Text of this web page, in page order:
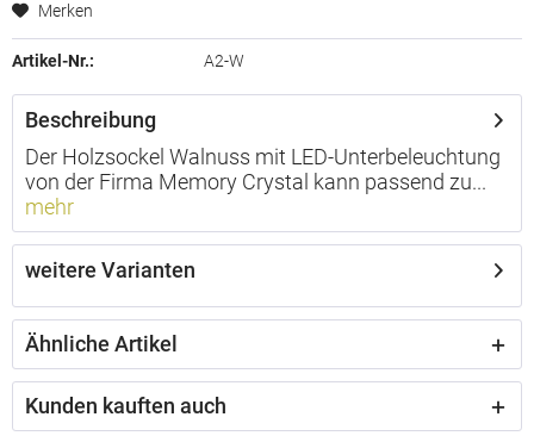
Merken
Artikel-Nr.: A2-W
Beschreibung
Der Holzsockel Walnuss mit LED-Unterbeleuchtung
von der Firma Memory Crystal kann passend zu...
mehr
weitere Varianten
Ähnliche Artikel
Kunden kauften auch